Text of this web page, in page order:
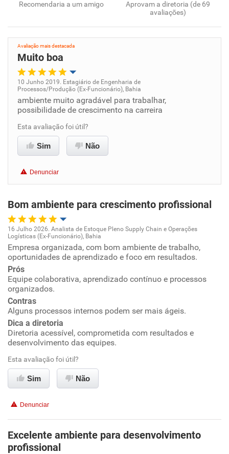
Recomendaria a um amigo
Aprovam a diretoria (de 69
avaliações)
Avaliação mais destacada
Muito boa
Oportunidade de promoção
Conciliação com a vida familiar
Benefícios
Recomenda a diretoria
10 Junho 2019. Estagiário de Engenharia de
Processos/Produção (Ex-Funcionário), Bahia
ambiente muito agradável para trabalhar,
possibilidade de crescimento na carreira
Esta avaliação foi útil?
Sim Não
Denunciar
Bom ambiente para crescimento profissional
Oportunidade de promoção
Ambiente de trabalho
Conciliação com a vida familiar
Benefícios
Recomenda esta empresa
Recomenda a diretoria
16 Julho 2026. Analista de Estoque Pleno Supply Chain e Operações
Logísticas (Ex-Funcionário), Bahia
Empresa organizada, com bom ambiente de trabalho,
oportunidades de aprendizado e foco em resultados.
Prós
Equipe colaborativa, aprendizado contínuo e processos
organizados.
Contras
Alguns processos internos podem ser mais ágeis.
Dica a diretoria
Diretoria acessível, comprometida com resultados e
desenvolvimento das equipes.
Esta avaliação foi útil?
Sim Não
Denunciar
Excelente ambiente para desenvolvimento
profissional